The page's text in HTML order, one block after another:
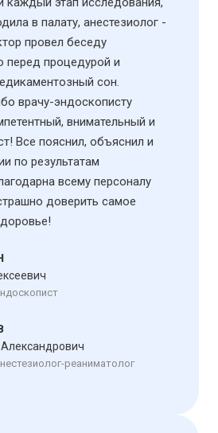
в палату, анестезиолог -
провел беседу
перед процедурой и
сон.
врачу-эндоскописту
внимательный и
Все пояснил, объяснил и
по результатам
всему персоналу
доверить самое
реаниматолог